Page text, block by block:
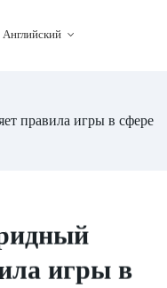
Английский
правила игры в сфере
игры в